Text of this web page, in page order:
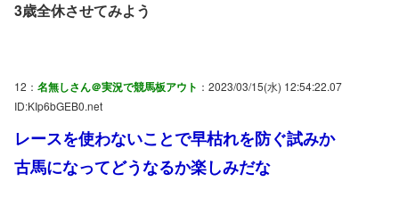
3歳全休させてみよう
12： 名無しさん＠実況で競馬板アウト ：2023/03/15(水) 12:54:22.07
ID:KIp6bGEB0.net
レースを使わないことで早枯れを防ぐ試みか
古馬になってどうなるか楽しみだな